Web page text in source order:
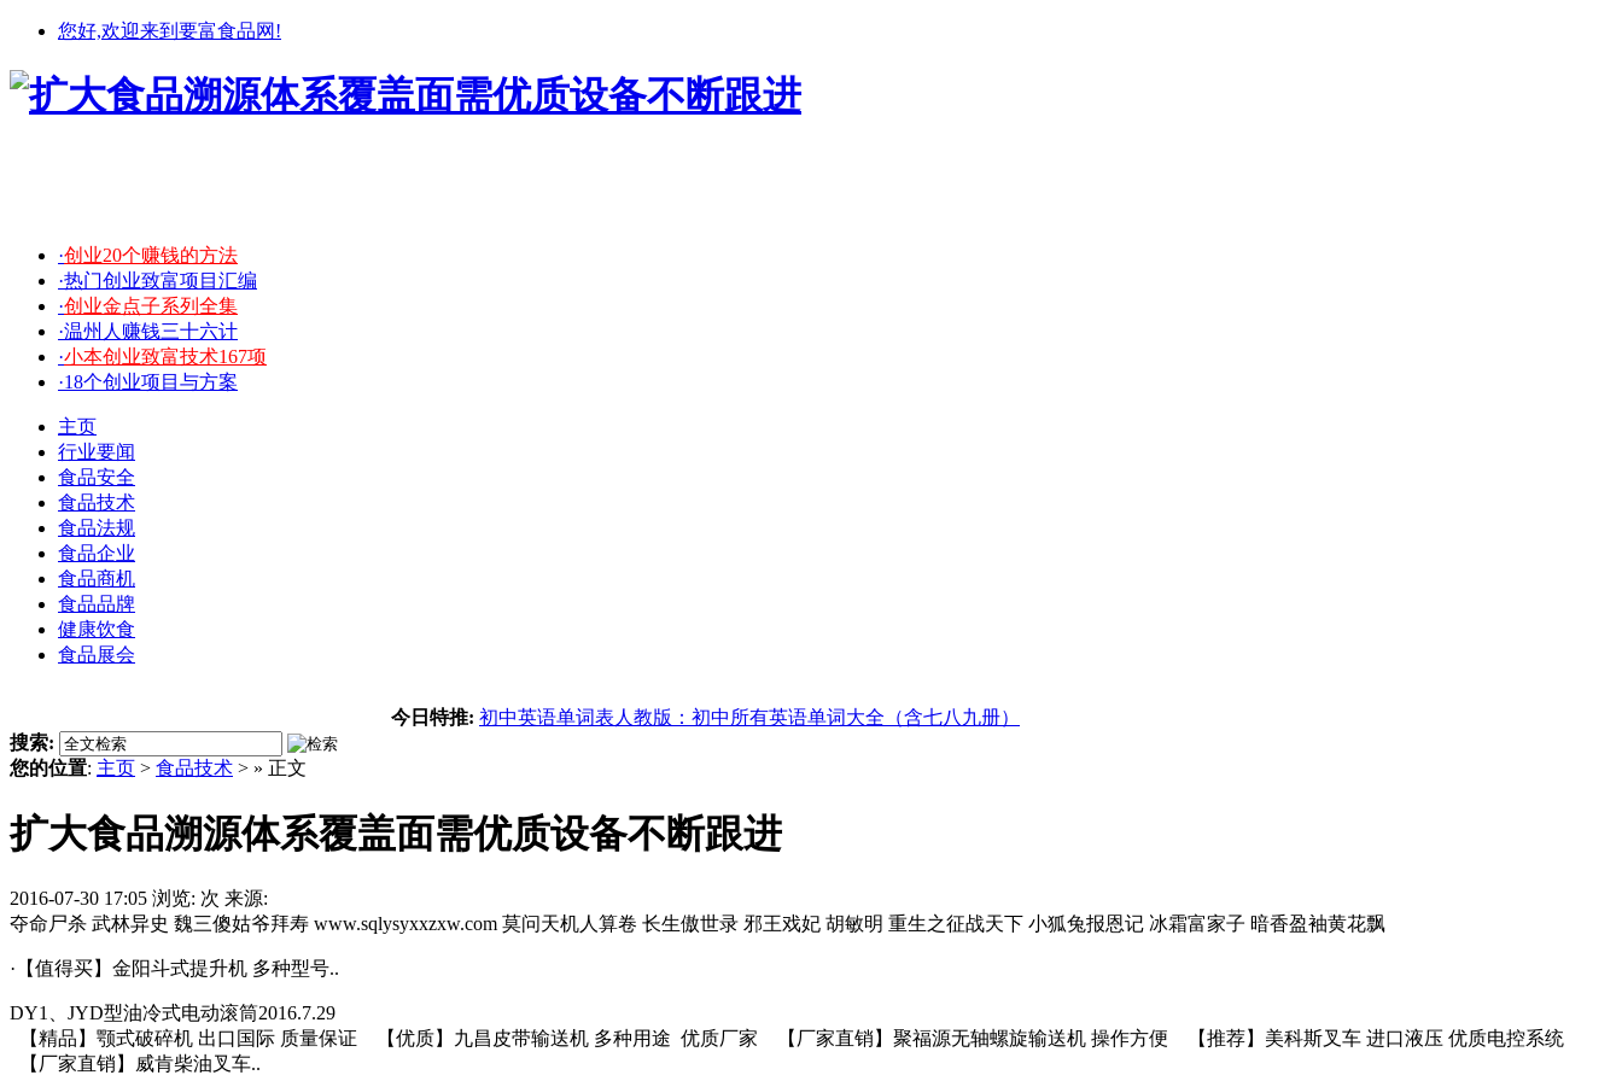
您好,欢迎来到要富食品网!
·创业20个赚钱的方法
·热门创业致富项目汇编
·创业金点子系列全集
·温州人赚钱三十六计
·小本创业致富技术167项
·18个创业项目与方案
主页
行业要闻
食品安全
食品技术
食品法规
食品企业
食品商机
食品品牌
健康饮食
食品展会
今日特推: 初中英语单词表人教版：初中所有英语单词大全（含七八九册）
搜索:
您的位置: 主页 > 食品技术 > » 正文
扩大食品溯源体系覆盖面需优质设备不断跟进
2016-07-30 17:05 浏览: 次 来源:
夺命尸杀 武林异史 魏三傻姑爷拜寿 www.sqlysyxxzxw.com 莫问天机人算卷 长生傲世录 邪王戏妃 胡敏明 重生之征战天下 小狐兔报恩记 冰霜富家子 暗香盈袖黄花飘
·【值得买】金阳斗式提升机 多种型号..
DY1、JYD型油冷式电动滚筒2016.7.29
【精品】颚式破碎机 出口国际 质量保证 【优质】九昌皮带输送机 多种用途 优质厂家 【厂家直销】聚福源无轴螺旋输送机 操作方便 【推荐】美科斯叉车 进口液压 优质电控系统
【厂家直销】威肯柴油叉车..